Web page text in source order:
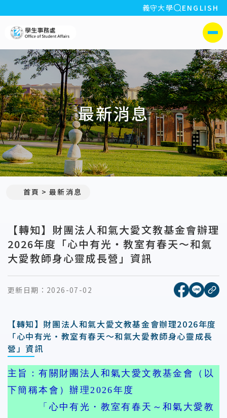
:::
義守大學 全站搜索
ENGLISH
側選單
最新消息
首頁 最新消息
【轉知】財團法人和氣大愛文教基金會辦理
2026年度「心中有光・教室有春天～和氣
大愛教師身心靈成長營」資訊
更新日期： 2026-07-02 [另開新
[另開
複
【轉知】財團法人和氣大愛文教基金會辦理2026年度
「心中有光・教室有春天～和氣大愛教師身心靈成長
營」資訊
主旨：有關財團法人和氣大愛文教基金會（以
下簡稱本會）辦理2026年度
「心中有光・教室有春天～和氣大愛教